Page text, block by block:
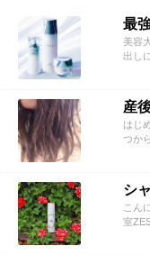
美容
出し
はじ
つか
こん
室